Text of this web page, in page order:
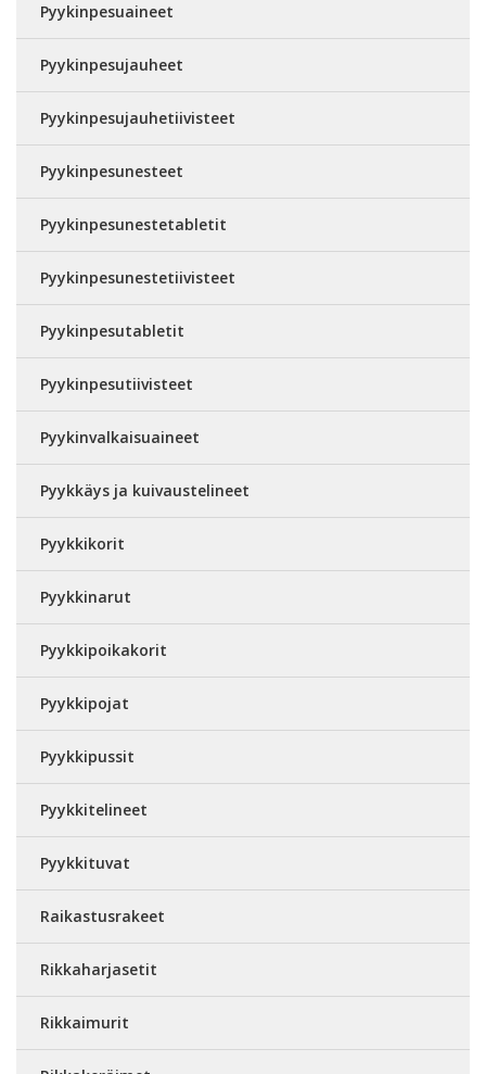
Pyykinpesuaineet
Pyykinpesujauheet
Pyykinpesujauhetiivisteet
Pyykinpesunesteet
Pyykinpesunestetabletit
Pyykinpesunestetiivisteet
Pyykinpesutabletit
Pyykinpesutiivisteet
Pyykinvalkaisuaineet
Pyykkäys ja kuivaustelineet
Pyykkikorit
Pyykkinarut
Pyykkipoikakorit
Pyykkipojat
Pyykkipussit
Pyykkitelineet
Pyykkituvat
Raikastusrakeet
Rikkaharjasetit
Rikkaimurit